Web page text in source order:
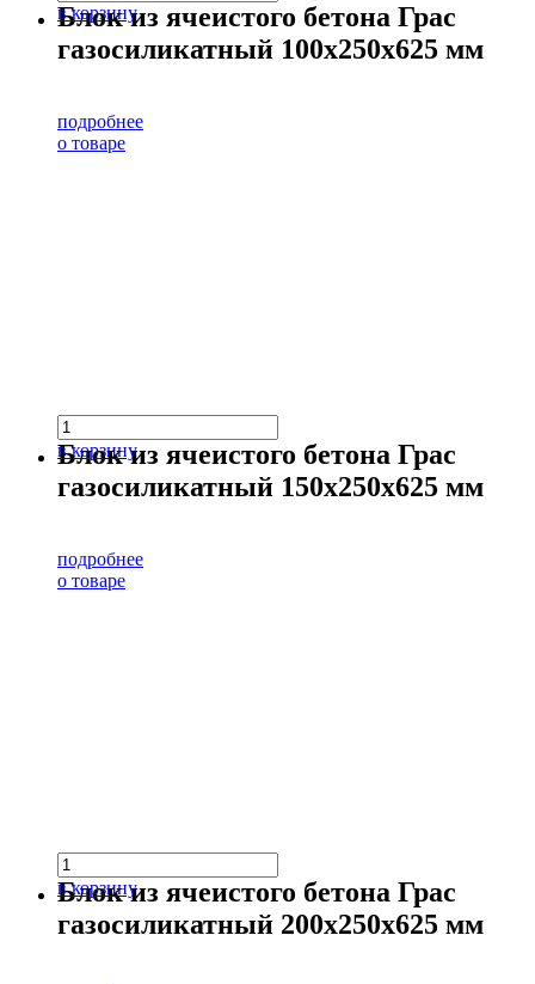
в корзину
Блок из ячеистого бетона Грас
газосиликатный 100х250х625 мм
подробнее
о товаре
в корзину
Блок из ячеистого бетона Грас
газосиликатный 150х250х625 мм
подробнее
о товаре
в корзину
Блок из ячеистого бетона Грас
газосиликатный 200х250х625 мм